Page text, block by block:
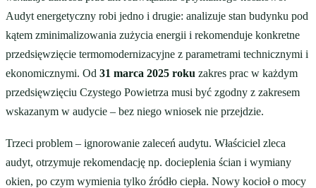
Audyt energetyczny robi jedno i drugie: analizuje stan budynku pod
kątem zminimalizowania zużycia energii i rekomenduje konkretne
przedsięwzięcie termomodernizacyjne z parametrami technicznymi i
ekonomicznymi. Od 31 marca 2025 roku zakres prac w każdym
przedsięwzięciu Czystego Powietrza musi być zgodny z zakresem
wskazanym w audycie – bez niego wniosek nie przejdzie.
Trzeci problem – ignorowanie zaleceń audytu. Właściciel zleca
audyt, otrzymuje rekomendację np. docieplenia ścian i wymiany
okien, po czym wymienia tylko źródło ciepła. Nowy kocioł o mocy